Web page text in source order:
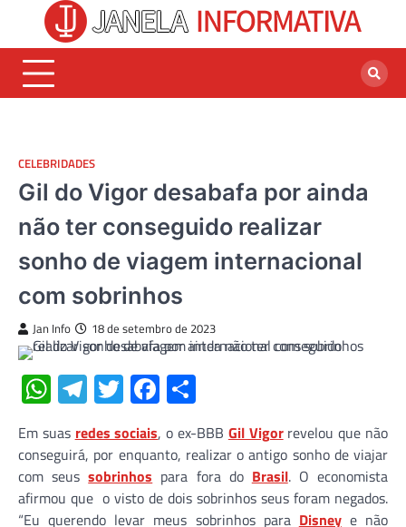
content
CELEBRIDADES
Gil do Vigor desabafa por ainda
não ter conseguido realizar
sonho de viagem internacional
com sobrinhos
Jan Info 18 de setembro de 2023
WhatsApp
Telegram
TwitterFacebook
Em suas redes sociais, o ex-BBB Gil Vigorrevelou que não
conseguirá, por enquanto, realizar o antigo sonho de viajar
com seussobrinhos para fora do Brasil. O economista
afirmou que o visto de dois sobrinhos seus foram negados.
“Eu querendo levar meus sobrinhos para Disneye não